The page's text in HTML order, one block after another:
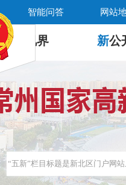
智能问答 网站
新 视界 新公